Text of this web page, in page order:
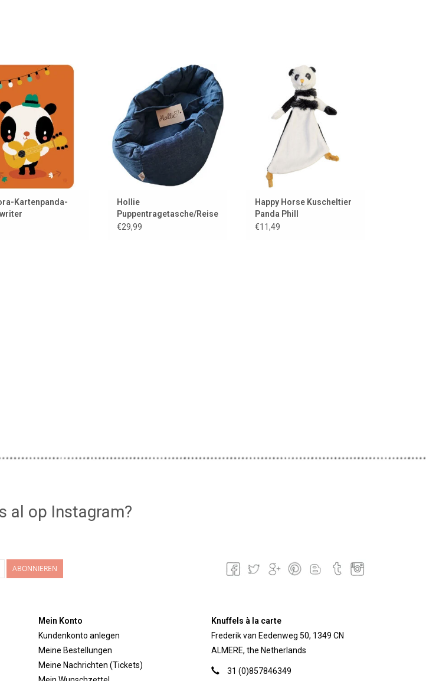
dieses Ticket nicht
ausdrucken. Falls
kann ein gedrucktes
einer Nachricht darauf
werden. Das Ticket kann
separat gekauft werden.
HINZUFÜGEN
Kartenpanda-
Supercooles Reisebett aus
Denim mit Bettwäsche / für die
Gordi-Puppen
ZUM WARENKORB HINZUFÜGEN
Hollie
Puppentragetasche/Reisewiege
aus coolem Denim mit
€29,99
Cooles Kuscheltuch der
niederländischen Marke Happy
Horse
ZUM WARENKORB HINZUFÜGEN
Happy Horse Kuscheltier
Panda Phill
€11,49
al op Instagram?
ABONNIEREN
Mein Konto
Kundenkonto anlegen
Meine Bestellungen
Meine Nachrichten (Tickets)
Knuffels à la carte
Frederik van Eedenweg 50, 1349 CN
ALMERE, the Netherlands
31 (0)857846349